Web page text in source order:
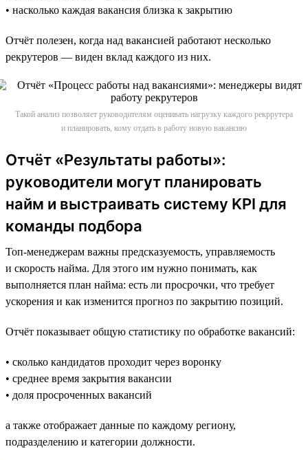
• насколько каждая вакансия близка к закрытию
Отчёт полезен, когда над вакансией работают несколько
рекрутеров — виден вклад каждого из них.
Такой анализ позволяет руководителям оценивать нагрузку каждого рекррутера
и планировать, кому отдать в работу новую вакансию
Отчёт «Результаты работы»:
руководители могут планировать
найм и выстраивать систему KPI для
команды подбора
Топ-менеджерам важны предсказуемость, управляемость
и скорость найма. Для этого им нужно понимать, как
выполняется план найма: есть ли просрочки, что требует
ускорения и как изменится прогноз по закрытию позиций.
Отчёт показывает общую статистику по обработке вакансий:
• сколько кандидатов проходит через воронку
• среднее время закрытия вакансии
• доля просроченных вакансий
а также отображает данные по каждому региону,
подразделению и категории должности.